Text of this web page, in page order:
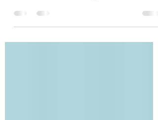
bevorstehende Prüfung einstellen können
...